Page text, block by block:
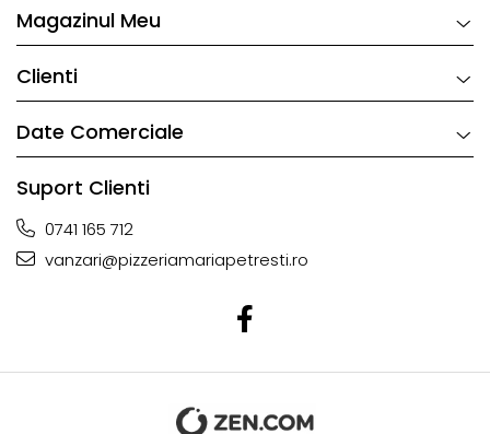
Magazinul Meu
Clienti
Date Comerciale
Suport Clienti
0741 165 712
vanzari@pizzeriamariapetresti.ro